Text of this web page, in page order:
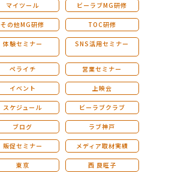
マイツール ビーラブMG研修
その他MG研修 TOC研修
体験セミナー SNS活用セミナー
ペライチ 営業セミナー
イベント 上映会
スケジュール ビーラブクラブ
ブログ ラブ神戸
販促セミナー メディア取材実績
東京 西 良旺子